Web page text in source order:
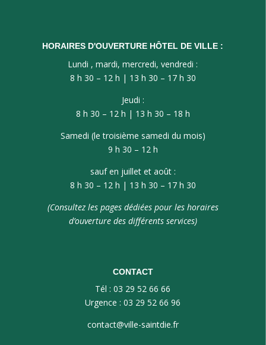
HORAIRES D'OUVERTURE HÔTEL DE VILLE :
Lundi , mardi, mercredi, vendredi :
8 h 30 – 12 h | 13 h 30 – 17 h 30
Jeudi :
8 h 30 – 12 h | 13 h 30 – 18 h
Samedi (le troisième samedi du mois)
9 h 30 – 12 h
sauf en juillet et août :
8 h 30 – 12 h | 13 h 30 – 17 h 30
(Consultez les pages dédiées pour les horaires
d’ouverture des différents services)
CONTACT
Tél : 03 29 52 66 66
Urgence : 03 29 52 66 96
contact@ville-saintdie.fr